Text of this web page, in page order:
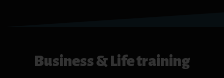
Business & Life training